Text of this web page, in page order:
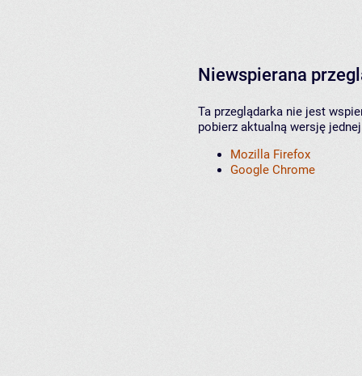
Niewspierana
Ta przeglądarka nie jest
pobierz aktualną wersję
Mozilla Firefox
Google Chrome